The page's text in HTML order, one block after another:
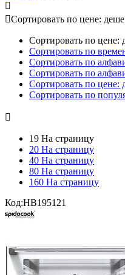

Сортировать по цене:
Сортировать по
Сортировать по
Сортировать по
Сортировать по
Сортировать по цене:
Сортировать по

19 На страницу
20 На страницу
40 На страницу
80 На страницу
160 На страницу
Код:HB195121